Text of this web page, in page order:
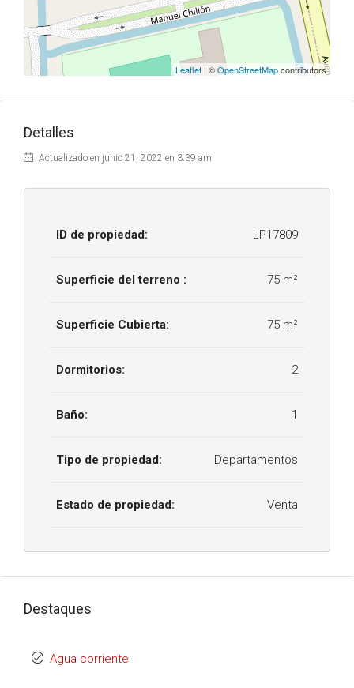
Leaflet | ©OpenStreetMapcontributors
Detalles
Actualizado en junio 21, 2022 en 3:39 am
ID de propiedad: LP17809
Superficie del terreno : 75 m²
Superficie Cubierta: 75 m²
Dormitorios: 2
Baño: 1
Tipo de propiedad: Departamentos
Estado de propiedad: Venta
Destaques
Agua corriente